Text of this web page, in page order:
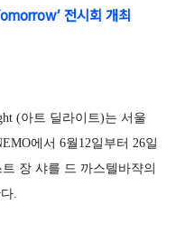
전시회 개최
(아트 딜라이트)는 서울
에서 6월12일부터 26일
장 샤를 드 까스텔바쟉의
.